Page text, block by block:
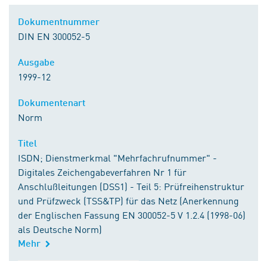
DIN EN 300052-5
1999-12
Norm
ISDN; Dienstmerkmal "Mehrfachrufnummer" -
Digitales Zeichengabeverfahren Nr 1 für
Anschlußleitungen (DSS1) - Teil 5: Prüfreihenstruktur
und Prüfzweck (TSS&TP) für das Netz (Anerkennung
der Englischen Fassung EN 300052-5 V 1.2.4 (1998-06)
als Deutsche Norm)
Mehr